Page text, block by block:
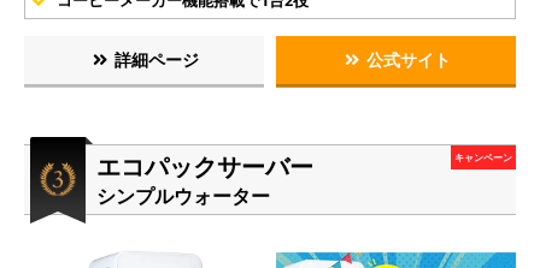
詳細ページ 公式サイト
エコパックサーバー
シンプルウォーター
キャンペーン